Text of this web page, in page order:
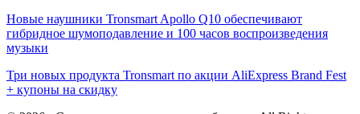
Новые наушники Tronsmart Apollo Q10 обеспечивают
гибридное шумоподавление и 100 часов воспроизведения
музыки
Три новых продукта Tronsmart по акции AliExpress Brand Fest
+ купоны на скидку